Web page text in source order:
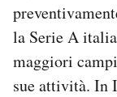
AREA
Area
Newsletter
la Serie A
maggiori
sue attività. In